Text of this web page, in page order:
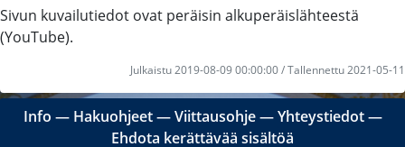
Sivun kuvailutiedot ovat peräisin alkuperäislähteestä
(YouTube).
Julkaistu 2019-08-09 00:00:00 / Tallennettu 2021-05-11
Info ― Hakuohjeet―Viittausohje―Yhteystiedot―
Ehdota kerättävää sisältöä